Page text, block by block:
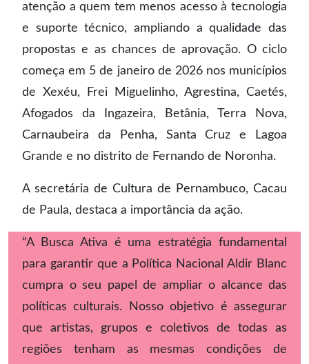
atenção a quem tem menos acesso à tecnologia
e suporte técnico, ampliando a qualidade das
propostas e as chances de aprovação. O ciclo
começa em 5 de janeiro de 2026 nos municípios
de Xexéu, Frei Miguelinho, Agrestina, Caetés,
Afogados da Ingazeira, Betânia, Terra Nova,
Carnaubeira da Penha, Santa Cruz e Lagoa
Grande e no distrito de Fernando de Noronha.
A secretária de Cultura de Pernambuco, Cacau
de Paula, destaca a importância da ação.
“A Busca Ativa é uma estratégia fundamental
para garantir que a Política Nacional Aldir Blanc
cumpra o seu papel de ampliar o alcance das
políticas culturais. Nosso objetivo é assegurar
que artistas, grupos e coletivos de todas as
regiões tenham as mesmas condições de